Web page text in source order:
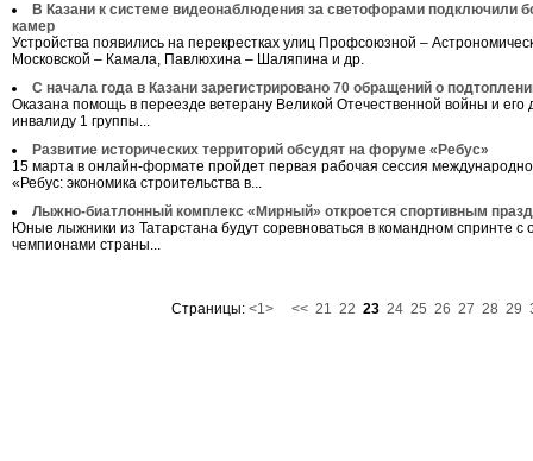
В Казани к системе видеонаблюдения за светофорами подключили
камер
Устройства появились на перекрестках улиц Профсоюзной –
Московской – Камала, Павлюхина – Шаляпина и др.
С начала года в Казани зарегистрировано 70 обращений о
Оказана помощь в переезде ветерану Великой Отечественной войны и его
инвалиду 1 группы...
Развитие исторических территорий обсудят на форуме «Ребус»
15 марта в онлайн-формате пройдет первая рабочая сессия
«Ребус: экономика строительства в...
Лыжно-биатлонный комплекс «Мирный» откроется спортивным
Юные лыжники из Татарстана будут соревноваться в командном спринте с
чемпионами страны...
Страницы: <1> << 21 22 23 24 25 26 27 28 29